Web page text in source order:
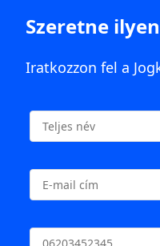
Szeretne
Iratkozzon fel a